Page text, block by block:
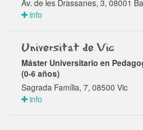
Av. de les Drassanes, 3, 08001
info
Universitat de Vic
Máster Universitario en
(0-6 años)
Sagrada Família, 7, 08500 Vic
info